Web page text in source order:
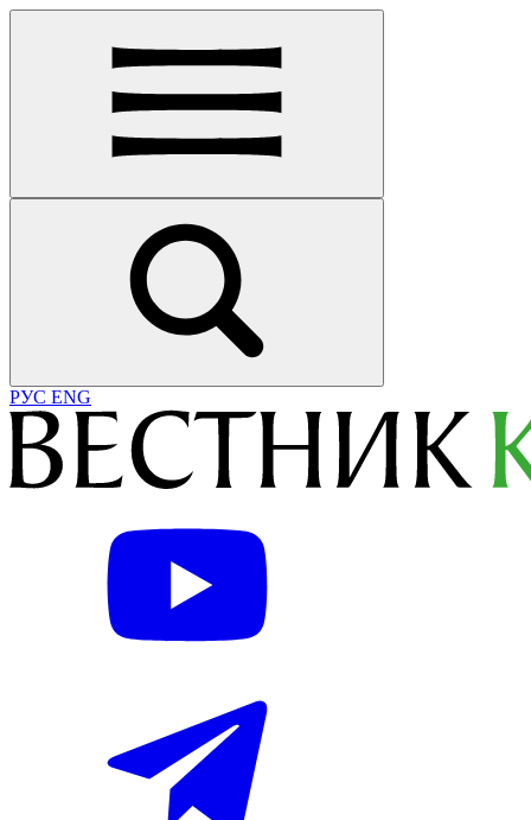
РУС ENG